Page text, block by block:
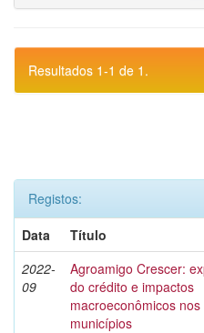
Resultados 1-1 de 1.
Registos:
Data
Título
2022-
09
Agroamigo Crescer:
do crédito e impactos
macroeconômicos nos
municípios